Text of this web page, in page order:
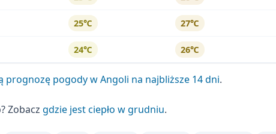
25℃ 27℃
24℃ 26℃
prognozę pogody w Angoli na najbliższe 14 dni.
Zobacz gdzie jest ciepło w grudniu.